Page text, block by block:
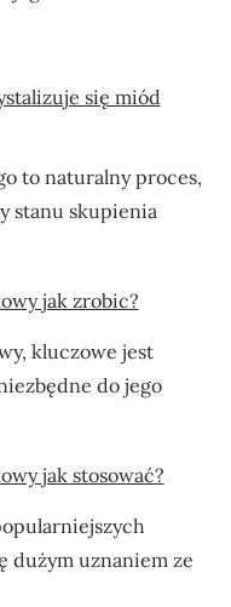
się miód
to naturalny proces,
stanu skupienia
jak zrobic?
kluczowe jest
do jego
jak stosować?
dużym uznaniem ze